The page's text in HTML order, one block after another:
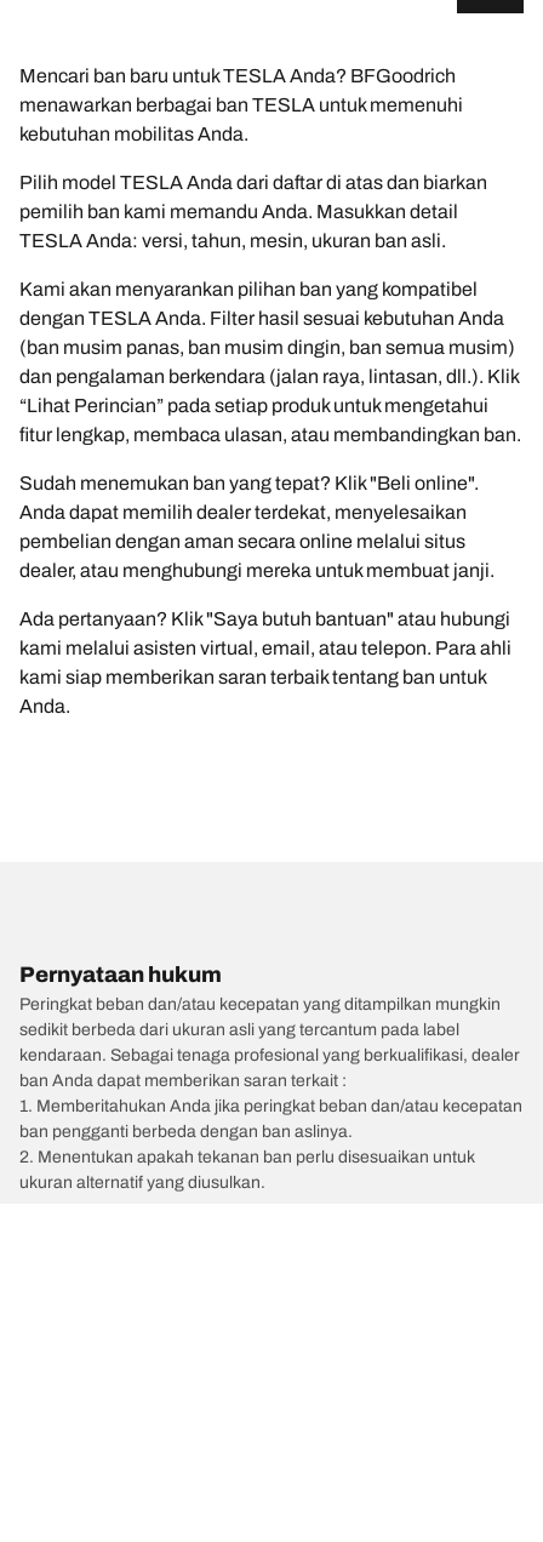
Mencari ban baru untuk TESLA Anda? BFGoodrich
menawarkan berbagai ban TESLA untuk memenuhi
kebutuhan mobilitas Anda.
Pilih model TESLA Anda dari daftar di atas dan biarkan
pemilih ban kami memandu Anda. Masukkan detail
TESLA Anda: versi, tahun, mesin, ukuran ban asli.
Kami akan menyarankan pilihan ban yang kompatibel
dengan TESLA Anda. Filter hasil sesuai kebutuhan Anda
(ban musim panas, ban musim dingin, ban semua musim)
dan pengalaman berkendara (jalan raya, lintasan, dll.). Klik
“Lihat Perincian” pada setiap produk untuk mengetahui
fitur lengkap, membaca ulasan, atau membandingkan ban.
Sudah menemukan ban yang tepat? Klik "Beli online".
Anda dapat memilih dealer terdekat, menyelesaikan
pembelian dengan aman secara online melalui situs
dealer, atau menghubungi mereka untuk membuat janji.
Ada pertanyaan? Klik "Saya butuh bantuan" atau hubungi
kami melalui asisten virtual, email, atau telepon. Para ahli
kami siap memberikan saran terbaik tentang ban untuk
Anda.
Pernyataan hukum
Peringkat beban dan/atau kecepatan yang ditampilkan mungkin
sedikit berbeda dari ukuran asli yang tercantum pada label
kendaraan. Sebagai tenaga profesional yang berkualifikasi, dealer
ban Anda dapat memberikan saran terkait :
1. Memberitahukan Anda jika peringkat beban dan/atau kecepatan
ban pengganti berbeda dengan ban aslinya.
2. Menentukan apakah tekanan ban perlu disesuaikan untuk
ukuran alternatif yang diusulkan.